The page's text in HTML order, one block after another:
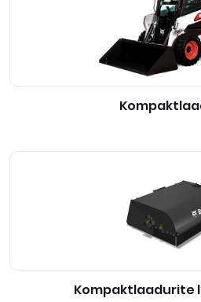
Kompaktlaadurite